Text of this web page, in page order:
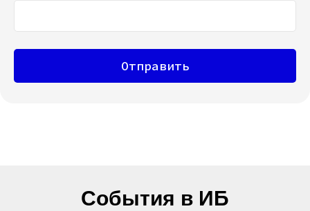
Отправить
События в ИБ